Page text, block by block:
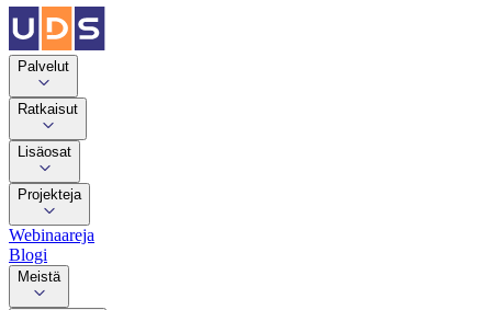
Palvelut
Ratkaisut
Lisäosat
Projekteja
Webinaareja
Blogi
Meistä